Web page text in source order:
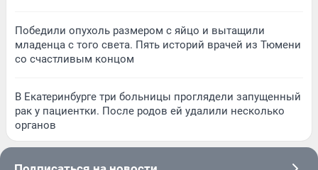
Победили опухоль размером с яйцо и вытащили
младенца с того света. Пять историй врачей из Тюмени
со счастливым концом
В Екатеринбурге три больницы проглядели запущенный
рак у пациентки. После родов ей удалили несколько
органов